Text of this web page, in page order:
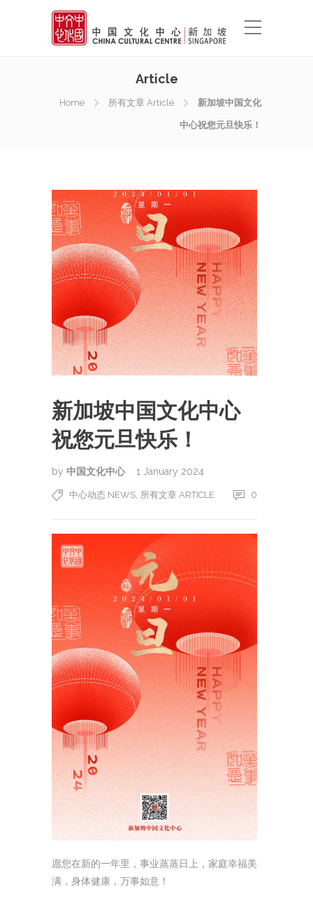
Article
Home 所有文章 Article 新加坡中国文化
中心祝您元旦快乐！
新加坡中国文化中心
祝您元旦快乐！
by 中国文化中心 1 January 2024
中心动态 NEWS 所有文章 ARTICLE 0
愿您在新的一年里，事业蒸蒸日上，家庭幸福美
满，身体健康，万事如意！